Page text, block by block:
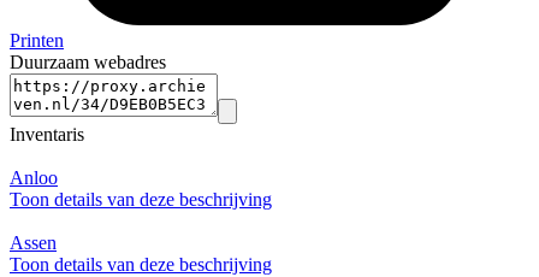
Printen
Duurzaam webadres
Inventaris
Anloo
Toon details van deze beschrijving
Assen
Toon details van deze beschrijving